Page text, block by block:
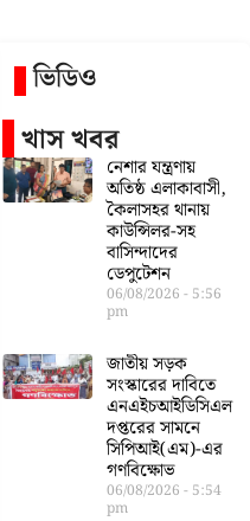
ভিডিও
খাস খবর
নেশার যন্ত্রণায়
অতিষ্ঠ এলাকাবাসী,
কৈলাসহর থানায়
কাউন্সিলর-সহ
বাসিন্দাদের
ডেপুটেশন
06/08/2026 5:56
pm
জাতীয় সড়ক
সংস্কারের দাবিতে
এনএইচআইডিসিএল
দপ্তরের সামনে
সিপিআই(এম)-এর
গণবিক্ষোভ
06/08/2026 5:54
pm